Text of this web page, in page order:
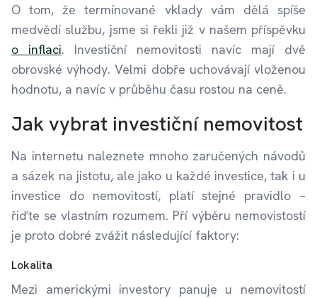
O tom, že termínované vklady vám dělá spíše
medvědí službu, jsme si řekli již v našem příspěvku
o inflaci. Investiční nemovitosti navíc mají dvě
obrovské výhody. Velmi dobře uchovávají vloženou
hodnotu, a navíc v průběhu času rostou na ceně.
Jak vybrat investiční nemovitost
Na internetu naleznete mnoho zaručených návodů
a sázek na jistotu, ale jako u každé investice, tak i u
investice do nemovitostí, platí stejné pravidlo –
řiďte se vlastním rozumem. Pří výběru nemovistostí
je proto dobré zvážit následující faktory:
Lokalita
Mezi americkými investory panuje u nemovitostí